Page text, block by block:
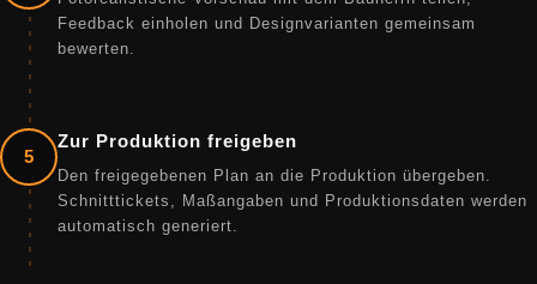
Feedback einholen und Designvarianten gemeinsam
bewerten.
5
Zur Produktion freigeben
Den freigegebenen Plan an die Produktion übergeben.
Schnitttickets, Maßangaben und Produktionsdaten werden
automatisch generiert.